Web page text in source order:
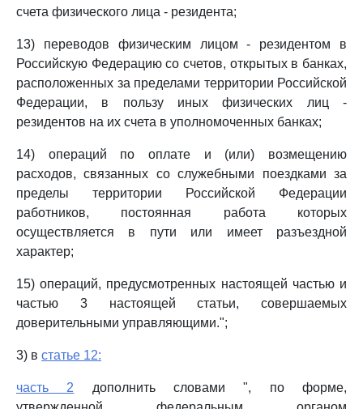
счета физического лица - резидента;
13) переводов физическим лицом - резидентом в
Российскую Федерацию со счетов, открытых в банках,
расположенных за пределами территории Российской
Федерации, в пользу иных физических лиц -
резидентов на их счета в уполномоченных банках;
14) операций по оплате и (или) возмещению
расходов, связанных со служебными поездками за
пределы территории Российской Федерации
работников, постоянная работа которых
осуществляется в пути или имеет разъездной
характер;
15) операций, предусмотренных настоящей частью и
частью 3 настоящей статьи, совершаемых
доверительными управляющими.";
3) в статье 12:
часть 2 дополнить словами ", по форме,